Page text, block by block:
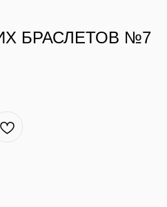
БРАСЛЕТОВ №7